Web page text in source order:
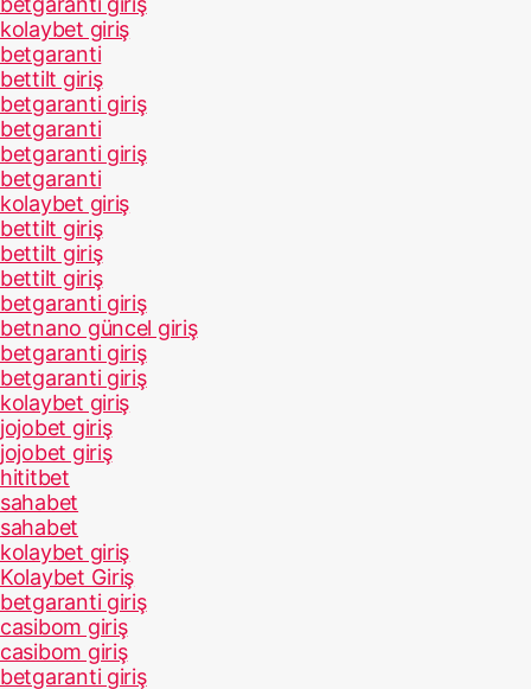
kolaybet giriş
betgaranti
bettilt giriş
betgaranti giriş
betgaranti
betgaranti giriş
betgaranti
kolaybet giriş
bettilt giriş
bettilt giriş
bettilt giriş
betgaranti giriş
betnano güncel giriş
betgaranti giriş
betgaranti giriş
kolaybet giriş
jojobet giriş
jojobet giriş
hititbet
sahabet
sahabet
kolaybet giriş
Kolaybet Giriş
betgaranti giriş
casibom giriş
casibom giriş
betgaranti giriş